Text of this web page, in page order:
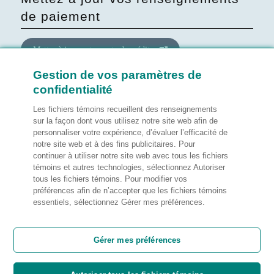
de paiement
Mettre à jour votre carte de crédit
Mettre à jour le consentement
quant au site Web
Gérer mes préférences
Notes légales
Gestion de vos paramètres de
confidentialité
Les fichiers témoins recueillent des renseignements
sur la façon dont vous utilisez notre site web afin de
personnaliser votre expérience, d’évaluer l’efficacité de
notre site web et à des fins publicitaires. Pour
continuer à utiliser notre site web avec tous les fichiers
témoins et autres technologies, sélectionnez Autoriser
tous les fichiers témoins. Pour modifier vos
préférences afin de n’accepter que les fichiers témoins
essentiels, sélectionnez Gérer mes préférences.
Gérer mes préférences